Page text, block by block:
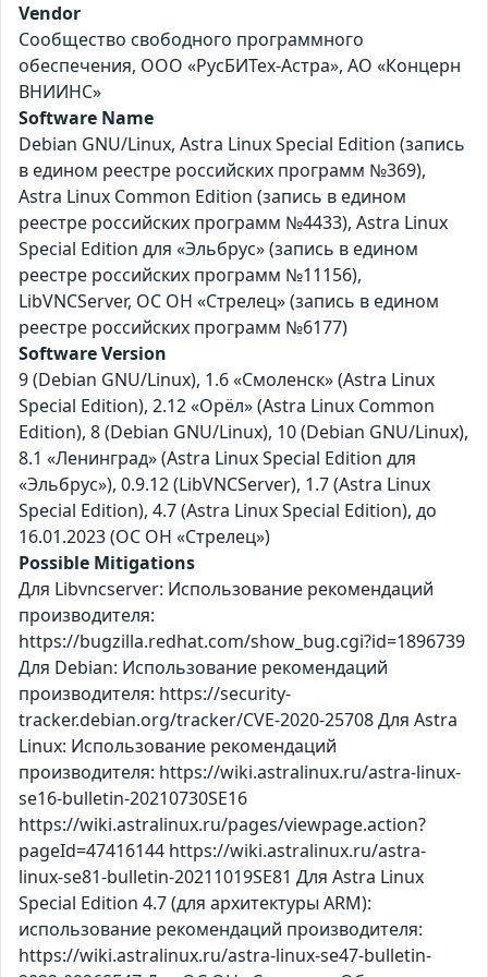
Vendor
Сообщество свободного программного
обеспечения, ООО «РусБИТех-Астра», АО «Концерн
ВНИИНС»
Software Name
Debian GNU/Linux, Astra Linux Special Edition (запись
в едином реестре российских программ №369),
Astra Linux Common Edition (запись в едином
реестре российских программ №4433), Astra Linux
Special Edition для «Эльбрус» (запись в едином
реестре российских программ №11156),
LibVNCServer, ОС ОН «Стрелец» (запись в едином
реестре российских программ №6177)
Software Version
9 (Debian GNU/Linux), 1.6 «Смоленск» (Astra Linux
Special Edition), 2.12 «Орёл» (Astra Linux Common
Edition), 8 (Debian GNU/Linux), 10 (Debian GNU/Linux),
8.1 «Ленинград» (Astra Linux Special Edition для
«Эльбрус»), 0.9.12 (LibVNCServer), 1.7 (Astra Linux
Special Edition), 4.7 (Astra Linux Special Edition), до
16.01.2023 (ОС ОН «Стрелец»)
Possible Mitigations
Для Libvncserver: Использование рекомендаций
производителя:
https://bugzilla.redhat.com/show_bug.cgi?id=1896739
Для Debian: Использование рекомендаций
производителя: https://security-
tracker.debian.org/tracker/CVE-2020-25708 Для Astra
Linux: Использование рекомендаций
производителя: https://wiki.astralinux.ru/astra-linux-
se16-bulletin-20210730SE16
https://wiki.astralinux.ru/pages/viewpage.action?
pageId=47416144 https://wiki.astralinux.ru/astra-
linux-se81-bulletin-20211019SE81 Для Astra Linux
Special Edition 4.7 (для архитектуры ARM):
использование рекомендаций производителя:
https://wiki.astralinux.ru/astra-linux-se47-bulletin-